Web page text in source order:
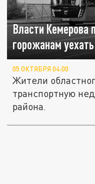
Власти Кемерова
горожанам
05 ОКТЯБРЯ 04:00
Жители
транспортную
района.